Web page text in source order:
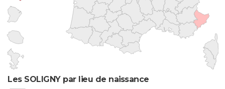
Les SOLIGNY par lieu de naissance